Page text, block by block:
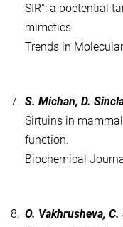
SIR": a poetential
mimetics.
Trends in
7. S. Michan, D.
Sirtuins in
function.
Biochemical
8. O. Vakhrusheva, C.